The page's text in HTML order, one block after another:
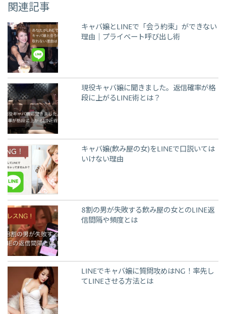
関連記事
キャバ嬢とLINEで「会う約束」ができない
理由｜プライベート呼び出し術
現役キャバ嬢に聞きました。返信確率が格
段に上がるLINE術とは？
キャバ嬢(飲み屋の女)をLINEで口説いては
いけない理由
8割の男が失敗する飲み屋の女とのLINE返
信間隔や頻度とは
LINEでキャバ嬢に質問攻めはNG！率先し
てLINEさせる方法とは